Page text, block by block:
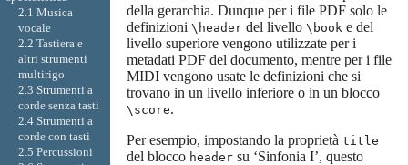
della gerarchia. Dunque per i file PDF solo le
definizioni \headerdel livello \book e del
livello superiore vengono utilizzate per i
metadati PDF del documento, mentre per i file
MIDI vengono usate le definizioni che si
trovano in un livello inferiore o in un blocco
\score.
Per esempio, impostando la proprietà title
del blocco headersu ‘Sinfonia I’, questo
2.1 Musica
vocale
2.2 Tastiera e
altri strumenti
multirigo
2.3 Strumenti a
corde senza tasti
2.4 Strumenti a
corde con tasti
2.5 Percussioni